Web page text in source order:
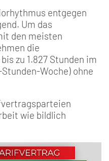
entgegen
Um das
den meisten
die
zu 1.827 Stunden im
Woche) ohne
wie bildlich